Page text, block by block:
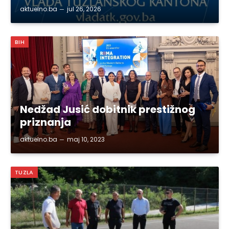
aktuelno.ba jul 26, 2026
BIH
Nedžad Jusić dobitnik prestižnog
priznanja
aktuelno.ba maj 10, 2023
TUZLA